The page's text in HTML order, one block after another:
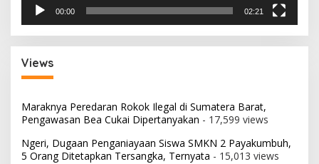
00:00 02:21
Views
Maraknya Peredaran Rokok Ilegal di Sumatera Barat,
Pengawasan Bea Cukai Dipertanyakan - 17,599 views
Ngeri, Dugaan Penganiayaan Siswa SMKN 2 Payakumbuh,
5 Orang Ditetapkan Tersangka, Ternyata - 15,013 views